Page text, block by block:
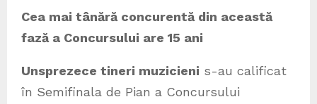
Cea mai tânără concurentă din această
fază a Concursului are 15 ani
Unsprezece tineri muzicieni s-au calificat
în Semifinala de Pian a Concursului